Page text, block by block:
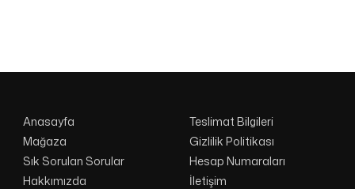
Anasayfa
Mağaza
Sık Sorulan Sorular
Hakkımızda
Teslimat Bilgileri
Gizlilik Politikası
Hesap Numaraları
İletişim